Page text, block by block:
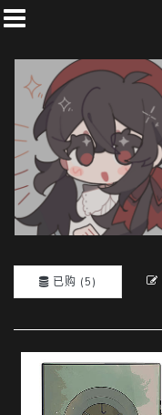
首
页
社
L TE
已购 (5)